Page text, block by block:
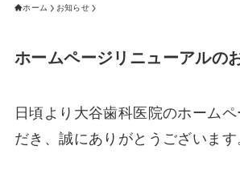
ホーム お知らせ
ホームページリニューアルの
日頃より大谷歯科医院のホーム
だき、誠にありがとうございます